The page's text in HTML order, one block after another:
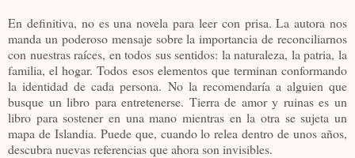
En definitiva, no es una novela para leer con prisa. La autora nos
manda un poderoso mensaje sobre la importancia de reconciliarnos
con nuestras raíces, en todos sus sentidos: la naturaleza, la patria, la
familia, el hogar. Todos esos elementos que terminan conformando
la identidad de cada persona. No la recomendaría a alguien que
busque un libro para entretenerse. Tierra de amor y ruinas es un
libro para sostener en una mano mientras en la otra se sujeta un
mapa de Islandia. Puede que, cuando lo relea dentro de unos años,
descubra nuevas referencias que ahora son invisibles.